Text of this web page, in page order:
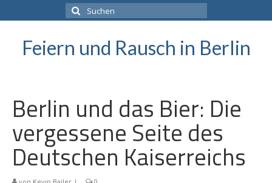
Suchen
nach:
Feiern und Rausch in Berlin
Berlin und das Bier: Die
vergessene Seite des
Deutschen Kaiserreichs